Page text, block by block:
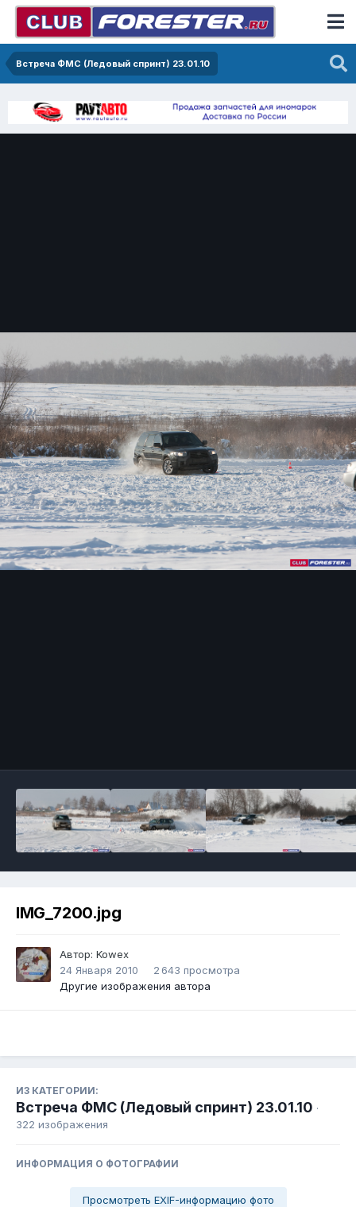
Встреча ФМС (Ледовый спринт) 23.01.10
IMG_7200.jpg
Автор: Kowex
24 Января 2010
2 643 просмотра
Другие изображения автора
ИЗ КАТЕГОРИИ:
Встреча ФМС (Ледовый спринт) 23.01.10 ·
322 изображения
ИНФОРМАЦИЯ О ФОТОГРАФИИ
Просмотреть EXIF-информацию фото